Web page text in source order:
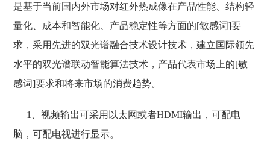
是基于当前国内外市场对红外热成像在产品性能、结构轻
量化、成本和智能化、产品稳定性等方面的[敏感词]要
求，采用先进的双光谱融合技术设计技术，建立国际领先
水平的双光谱联动智能算法技术，产品代表市场上的[敏
感词]要求和将来市场的消费趋势。
1、视频输出可采用以太网或者HDMI输出，可配电
脑，可配电视进行显示。